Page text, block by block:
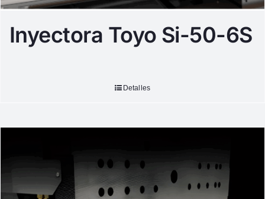
Inyectora Toyo Si-50-6S
Detalles